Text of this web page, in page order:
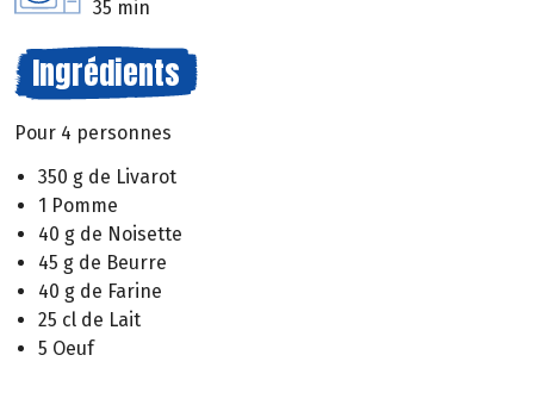
35 min
Ingrédients
Pour 4 personnes
350 g de Livarot
1 Pomme
40 g de Noisette
45 g de Beurre
40 g de Farine
25 cl de Lait
5 Oeuf